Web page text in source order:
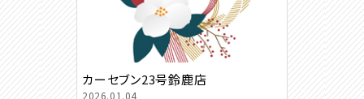
カーセブン23号鈴鹿店
2026.01.04